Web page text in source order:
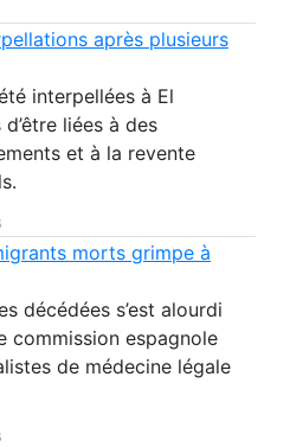
après plusieurs
interpellées à El
liées à des
et à la revente
morts grimpe à
décédées s’est alourdi
commission espagnole
de médecine légale